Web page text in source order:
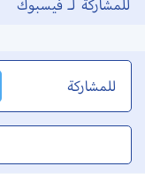
للمشاركة لـ فيسبوك
للمشاركة